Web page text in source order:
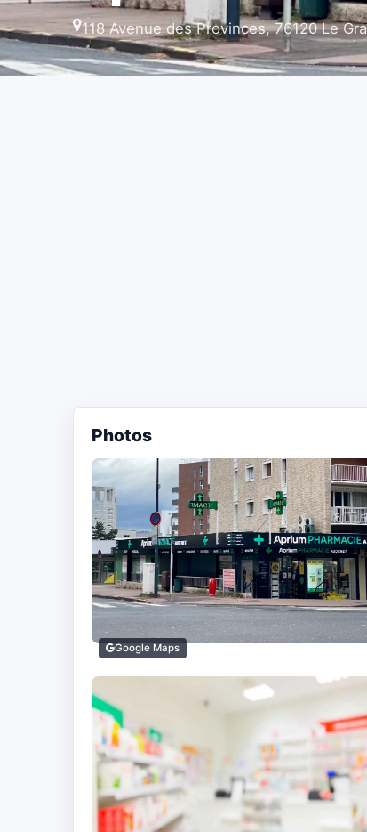
118 Avenue des Provinces, 76120 Le
Photos
Google Maps